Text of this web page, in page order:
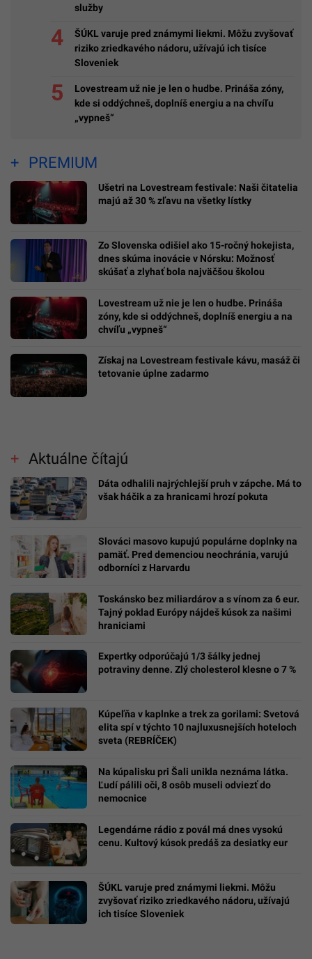
služby
ŠÚKL varuje pred známymi liekmi. Môžu zvyšovať
riziko zriedkavého nádoru, užívajú ich tisíce
Sloveniek
Lovestream už nie je len o hudbe. Prináša zóny,
kde si oddýchneš, doplníš energiu a na chvíľu
„vypneš“
PREMIUM
Ušetri na Lovestream festivale: Naši čitatelia
majú až 30 % zľavu na všetky lístky
Zo Slovenska odišiel ako 15-ročný hokejista,
dnes skúma inovácie v Nórsku: Možnosť
skúšať a zlyhať bola najväčšou školou
Lovestream už nie je len o hudbe. Prináša
zóny, kde si oddýchneš, doplníš energiu a na
chvíľu „vypneš“
Získaj na Lovestream festivale kávu, masáž či
tetovanie úplne zadarmo
Aktuálne čítajú
Dáta odhalili najrýchlejší pruh v zápche. Má to
však háčik a za hranicami hrozí pokuta
Slováci masovo kupujú populárne doplnky na
pamäť. Pred demenciou neochránia, varujú
odborníci z Harvardu
Toskánsko bez miliardárov a s vínom za 6 eur.
Tajný poklad Európy nájdeš kúsok za našimi
hraniciami
Expertky odporúčajú 1/3 šálky jednej
potraviny denne. Zlý cholesterol klesne o 7 %
Kúpeľňa v kaplnke a trek za gorilami: Svetová
elita spí v týchto 10 najluxusnejších hoteloch
sveta (REBRÍČEK)
Na kúpalisku pri Šali unikla neznáma látka.
Ľudí pálili oči, 8 osôb museli odviezť do
nemocnice
Legendárne rádio z povál má dnes vysokú
cenu. Kultový kúsok predáš za desiatky eur
ŠÚKL varuje pred známymi liekmi. Môžu
zvyšovať riziko zriedkavého nádoru, užívajú
ich tisíce Sloveniek